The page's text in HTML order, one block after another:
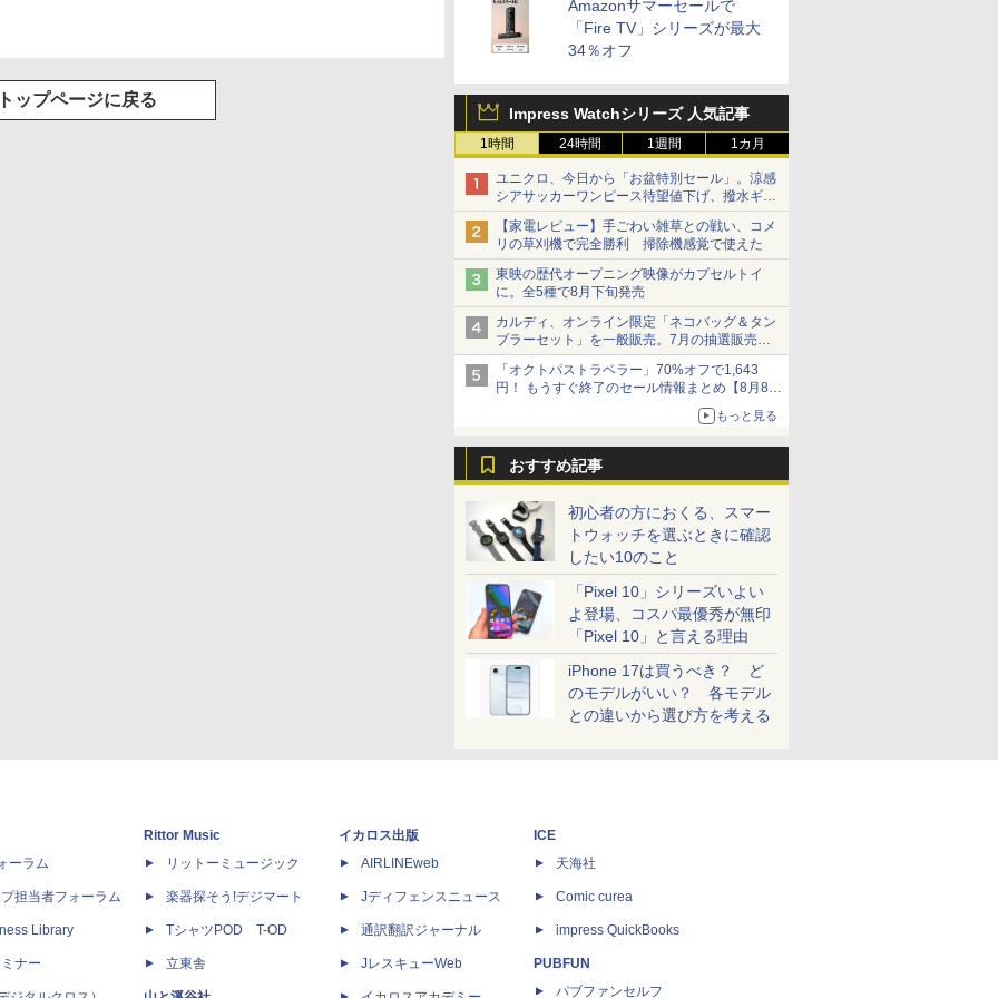
Amazonサマーセールで
「Fire TV」シリーズが最大
34％オフ
Impress Watchシリーズ 人気記事
1時間 24時間 1週間 1カ月
ユニクロ、今日から「お盆特別セール」。涼感
シアサッカーワンピース待望値下げ、撥水ギア
ショーツは1990円に
【家電レビュー】手ごわい雑草との戦い、コメ
リの草刈機で完全勝利 掃除機感覚で使えた
東映の歴代オープニング映像がカプセルトイ
に。全5種で8月下旬発売
カルディ、オンライン限定「ネコバッグ＆タン
ブラーセット」を一般販売。7月の抽選販売の
当選無効分
「オクトパストラベラー」70%オフで1,643
円！ もうすぐ終了のセール情報まとめ【8月8日
ニンテンドーeショップでは「大神 絶景版」が
もっと見る
おすすめ記事
初心者の方におくる、スマー
トウォッチを選ぶときに確認
したい10のこと
「Pixel 10」シリーズいよい
よ登場、コスパ最優秀が無印
「Pixel 10」と言える理由
iPhone 17は買うべき？ ど
のモデルがいい？ 各モデル
との違いから選び方を考える
トップページに戻る
ーラム
担当者フォーラム
Library
ナー
Rittor Music
リットーミュージック
楽器探そう!デジマート
TシャツPOD T-OD
立東舎
イカロス出版
AIRLINEweb
Jディフェンスニュース
通訳翻訳ジャーナル
JレスキューWeb
ICE
天海社
Comic curea
impress QuickBooks
PUBFUN
パブファンセルフ